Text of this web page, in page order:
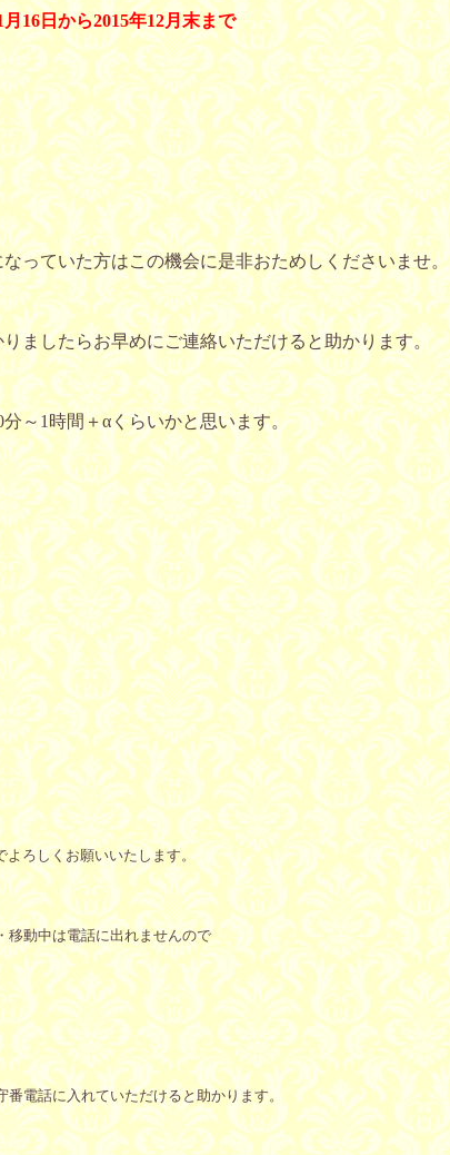
月16日から2015年12月末まで
っていた方はこの機会に是非おためしくださいませ。
ましたらお早めにご連絡いただけると助かります。
～1時間＋αくらいかと思います。
よろしくお願いいたします。
移動中は電話に出れませんので
電話に入れていただけると助かります。